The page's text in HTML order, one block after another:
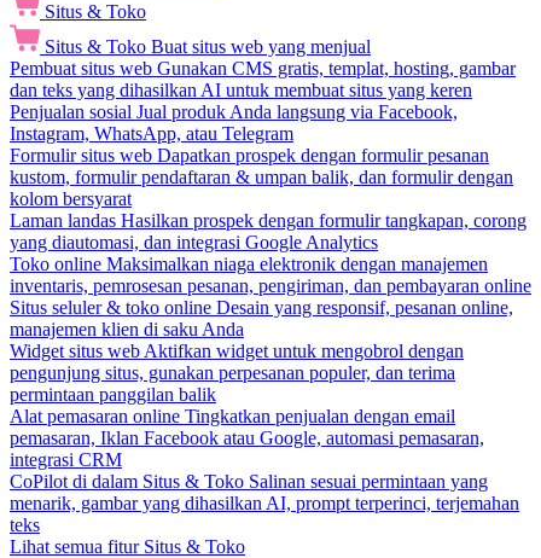
Situs & Toko
Situs & Toko Buat situs web yang menjual
Pembuat situs web Gunakan CMS gratis, templat, hosting, gambar
dan teks yang dihasilkan AI untuk membuat situs yang keren
Penjualan sosial Jual produk Anda langsung via Facebook,
Instagram, WhatsApp, atau Telegram
Formulir situs web Dapatkan prospek dengan formulir pesanan
kustom, formulir pendaftaran & umpan balik, dan formulir dengan
kolom bersyarat
Laman landas Hasilkan prospek dengan formulir tangkapan, corong
yang diautomasi, dan integrasi Google Analytics
Toko online Maksimalkan niaga elektronik dengan manajemen
inventaris, pemrosesan pesanan, pengiriman, dan pembayaran online
Situs seluler & toko online Desain yang responsif, pesanan online,
manajemen klien di saku Anda
Widget situs web Aktifkan widget untuk mengobrol dengan
pengunjung situs, gunakan perpesanan populer, dan terima
permintaan panggilan balik
Alat pemasaran online Tingkatkan penjualan dengan email
pemasaran, Iklan Facebook atau Google, automasi pemasaran,
integrasi CRM
CoPilot di dalam Situs & Toko Salinan sesuai permintaan yang
menarik, gambar yang dihasilkan AI, prompt terperinci, terjemahan
teks
Lihat semua fitur Situs & Toko